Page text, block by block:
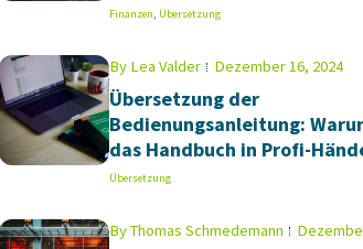
Finanzen, Übersetzung
ByLea Valder Dezember 16, 2024
Übersetzung der
Bedienungsanleitung:
das Handbuch in Profi-
Übersetzung
ByThomas Schmedemann